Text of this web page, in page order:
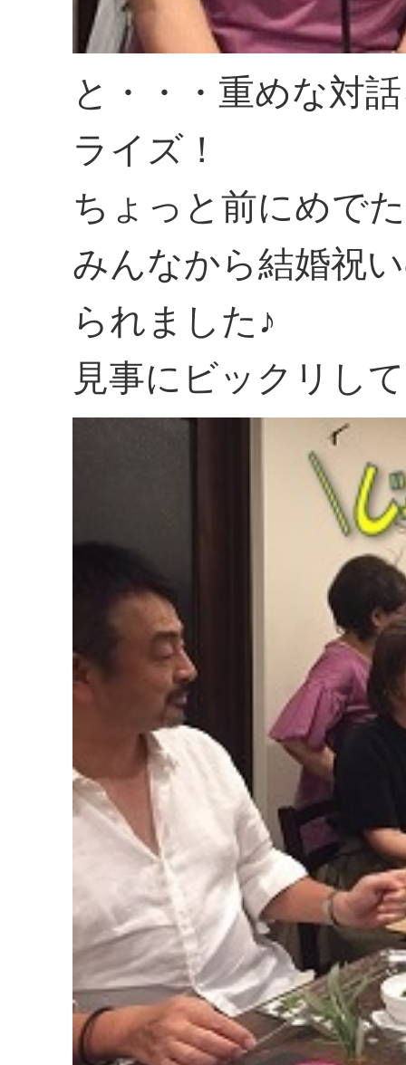
と・・・重めな対
ライズ！
ちょっと前にめで
みんなから結婚祝
られました♪
見事にビックリし